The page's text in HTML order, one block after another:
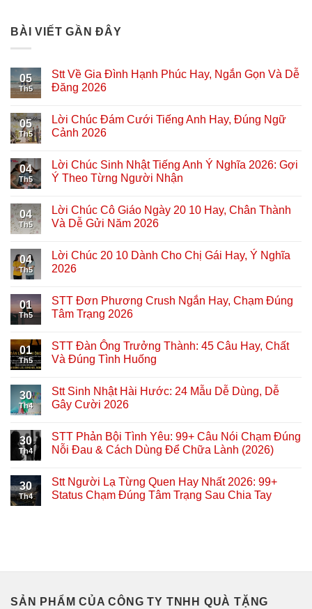
BÀI VIẾT GẦN ĐÂY
05
Th5
Stt Về Gia Đình Hạnh Phúc Hay, Ngắn Gọn Và Dễ
Đăng 2026
05
Th5
Lời Chúc Đám Cưới Tiếng Anh Hay, Đúng Ngữ
Cảnh 2026
04
Th5
Lời Chúc Sinh Nhật Tiếng Anh Ý Nghĩa 2026: Gợi
Ý Theo Từng Người Nhận
04
Th5
Lời Chúc Cô Giáo Ngày 20 10 Hay, Chân Thành
Và Dễ Gửi Năm 2026
04
Th5
Lời Chúc 20 10 Dành Cho Chị Gái Hay, Ý Nghĩa
2026
01
Th5
STT Đơn Phương Crush Ngắn Hay, Chạm Đúng
Tâm Trạng 2026
01
Th5
STT Đàn Ông Trưởng Thành: 45 Câu Hay, Chất
Và Đúng Tình Huống
30
Th4
Stt Sinh Nhật Hài Hước: 24 Mẫu Dễ Dùng, Dễ
Gây Cười 2026
30
Th4
STT Phản Bội Tình Yêu: 99+ Câu Nói Chạm Đúng
Nỗi Đau & Cách Dùng Để Chữa Lành (2026)
30
Th4
Stt Người Lạ Từng Quen Hay Nhất 2026: 99+
Status Chạm Đúng Tâm Trạng Sau Chia Tay
SẢN PHẨM CỦA CÔNG TY TNHH QUÀ TẶNG